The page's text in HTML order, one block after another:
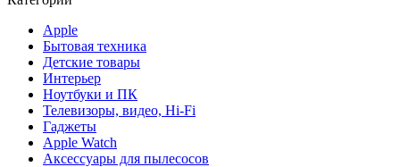
Apple
Бытовая техника
Детские товары
Интерьер
Ноутбуки и ПК
Телевизоры, видео, Hi-Fi
Гаджеты
Apple Watch
Аксессуары для пылесосов